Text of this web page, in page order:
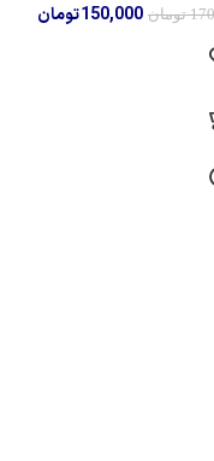
تومان 150,000تومان